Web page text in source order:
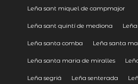
Leña sant miquel de campmajor
Leña sant quintí de mediona
Leña santa comba Leña santa
Leña santa maria de miralles
Leña segriá Leña senterada